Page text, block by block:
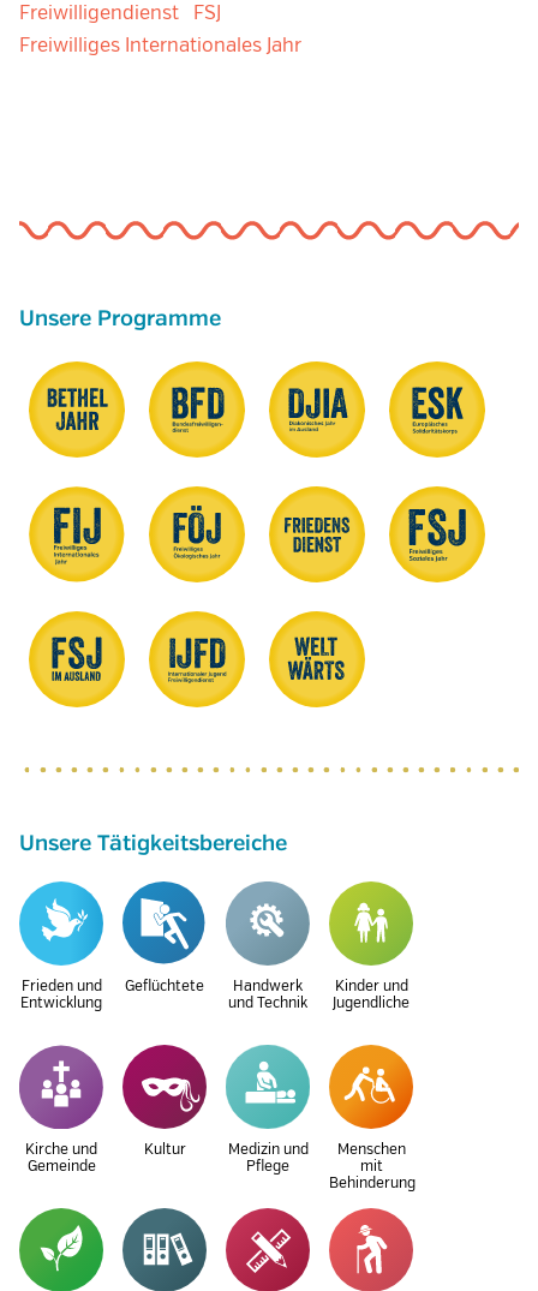
Freiwilligendienst
FSJ
Freiwilliges Internationales Jahr
Unsere Programme
Unsere Tätigkeitsbereiche
Frieden und
Entwicklung
Geflüchtete
Handwerk
und Technik
Kinder und
Jugendliche
Kirche und
Gemeinde
Kultur
Medizin und
Pflege
Menschen
mit
Behinderung